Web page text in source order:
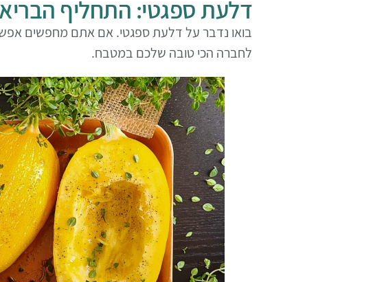
דלעת ספגטי: התחליף
בואו נדבר על דלעת ספגטי. אם אתם מחפשים
לחברה הכי טובה שלכם במטבח.